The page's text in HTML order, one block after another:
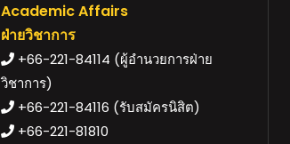
Academic Affairs
ฝ่ายวิชาการ
+66-221-84114 (ผู้อำนวยการฝ่าย
วิชาการ)
+66-221-84116 (รับสมัครนิสิต)
+66-221-81810